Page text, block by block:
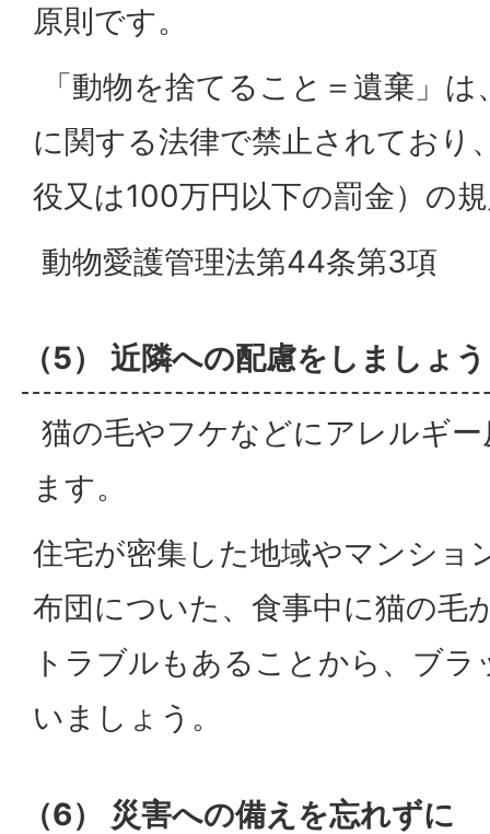
原則です。
「動物を捨てること＝遺棄」
に関する法律で禁止されており
役又は100万円以下の罰金）の
動物愛護管理法第44条第3項
（5） 近隣への配慮をしましょう
猫の毛やフケなどにアレルギ
ます。
住宅が密集した地域やマンショ
布団についた、食事中に猫の毛
トラブルもあることから、ブ
いましょう。
（6） 災害への備えを忘れずに